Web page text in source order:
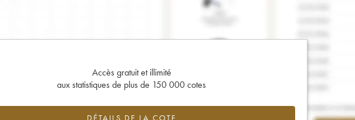
Accès gratuit et illimité
aux statistiques de plus de 150 000 cotes
DÉTAILS DE LA COTE